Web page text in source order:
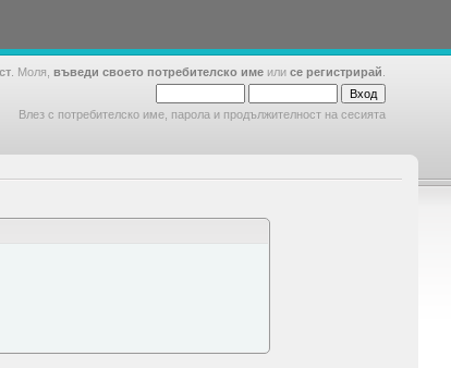
. Моля, въведи своето потребителско име или се регистрирай
Влез с потребителско име, парола и продължителност на сесията